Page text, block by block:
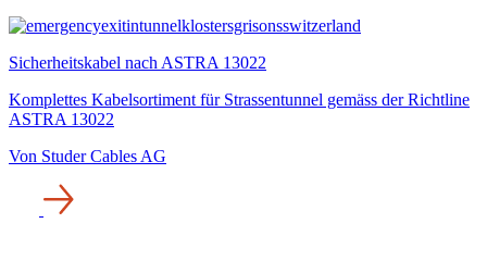
Sicherheitskabel nach ASTRA 13022
Komplettes Kabelsortiment für Strassentunnel gemäss der Richtline
ASTRA 13022
Von Studer Cables AG